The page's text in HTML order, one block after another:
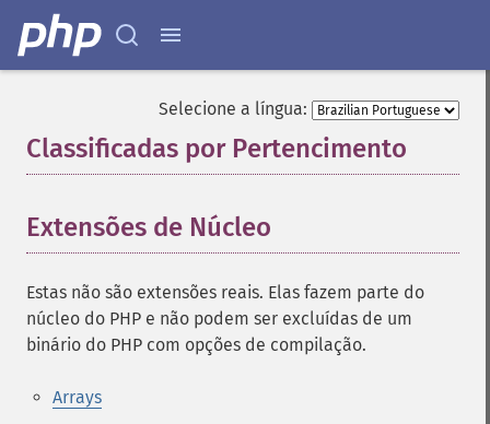
Selecione a língua:
Classificadas por Pertencimento
Extensões de Núcleo
Estas não são extensões reais. Elas fazem parte do
núcleo do PHP e não podem ser excluídas de um
binário do PHP com opções de compilação.
Arrays